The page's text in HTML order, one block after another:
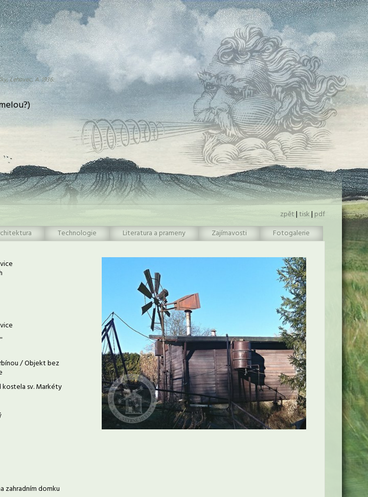
Lehovec, A. 1936:
zpět|tisk|pdf
Technologie Literatura a prameny Zajímavosti Fotogalerie
/ Objekt bez
kostela sv. Markéty
zahradním domku